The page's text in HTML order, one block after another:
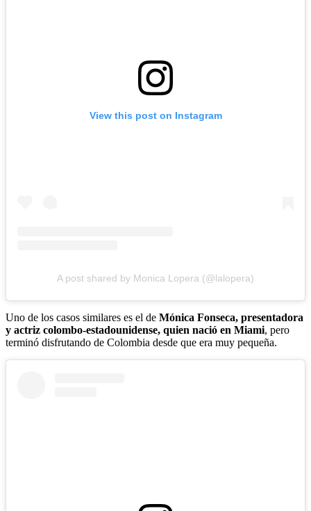
View this post on Instagram
A post shared by Monica Lopera (@lalopera)
Uno de los casos similares es el de Mónica Fonseca, presentadora
y actriz colombo-estadounidense, quien nació en Miami, pero
terminó disfrutando de Colombia desde que era muy pequeña.